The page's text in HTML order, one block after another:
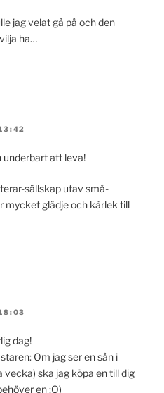
jag velat gå på och den
ha…
underbart att leva!
sällskap utav små-
mycket glädje och kärlek till
dag!
Om jag ser en sån i
vecka) ska jag köpa en till dig
en ;O)